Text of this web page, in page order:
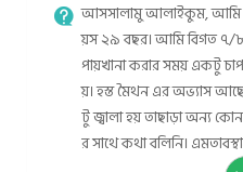
আসসালামু আলাইকুম, আমি
য়স ২৯ বছর। আমি বিগত ৭/৮
পায়খানা করার সময় একটু চাপ
য়। হস্ত মৈথন এর অভ্যাস
টু জ্বালা হয় তাছাড়া অন্য
র সাথে কথা বলিনি।